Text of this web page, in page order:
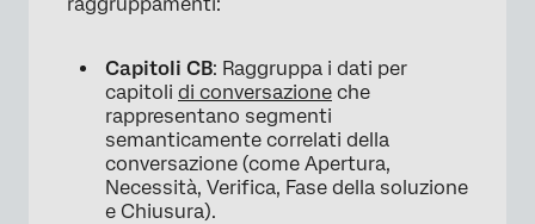
Capitoli CB: Raggruppa i dati per
capitoli di conversazione che
rappresentano segmenti
semanticamente correlati della
conversazione (come Apertura,
Necessità, Verifica, Fase della soluzione
e Chiusura).